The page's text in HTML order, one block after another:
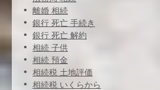
離婚 相続
銀行 死亡 手続き
銀行 死亡 解約
相続 子供
相続 預金
相続税 土地評価
相続税 いくらから